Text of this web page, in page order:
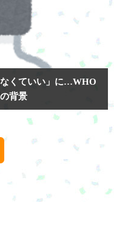
なくていい」に…WHO
背景